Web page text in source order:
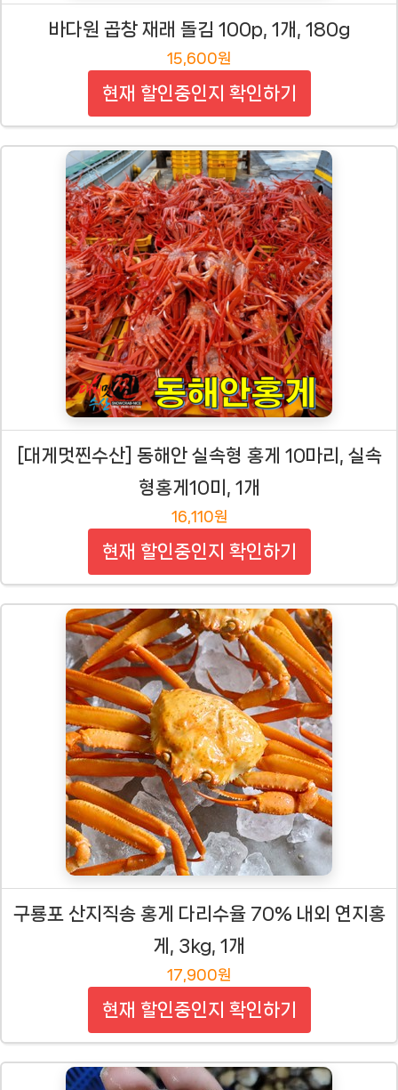
바다원 곱창 재래 돌김 100p, 1개, 180g
15,600원
현재 할인중인지 확인하기
[대게멋찐수산] 동해안 실속형 홍게 10마리, 실속
형홍게10미, 1개
16,110원
현재 할인중인지 확인하기
구룡포 산지직송 홍게 다리수율 70% 내외 연지홍
게, 3kg, 1개
17,900원
현재 할인중인지 확인하기